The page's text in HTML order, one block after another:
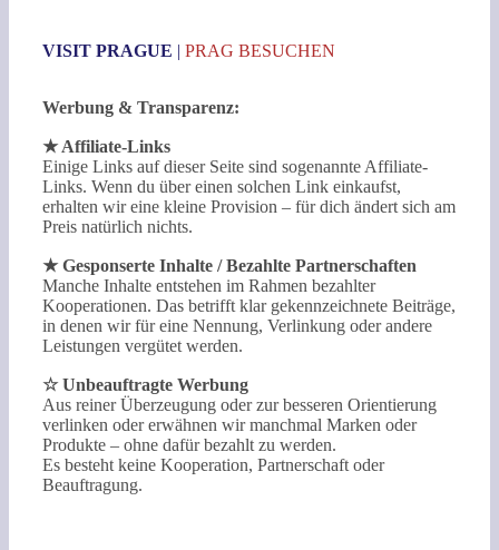
VISIT PRAGUE | PRAG BESUCHEN
Werbung & Transparenz:
★ Affiliate-Links
Einige Links auf dieser Seite sind sogenannte Affiliate-
Links. Wenn du über einen solchen Link einkaufst,
erhalten wir eine kleine Provision – für dich ändert sich am
Preis natürlich nichts.
★ Gesponserte Inhalte / Bezahlte Partnerschaften
Manche Inhalte entstehen im Rahmen bezahlter
Kooperationen. Das betrifft klar gekennzeichnete Beiträge,
in denen wir für eine Nennung, Verlinkung oder andere
Leistungen vergütet werden.
☆ Unbeauftragte Werbung
Aus reiner Überzeugung oder zur besseren Orientierung
verlinken oder erwähnen wir manchmal Marken oder
Produkte – ohne dafür bezahlt zu werden.
Es besteht keine Kooperation, Partnerschaft oder
Beauftragung.